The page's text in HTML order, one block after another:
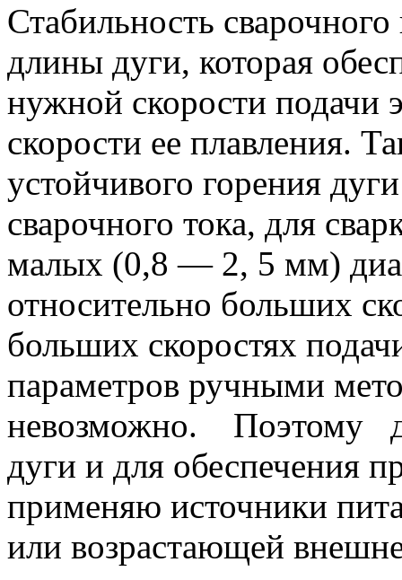
Стабильность
длины дуги, которая
нужной скорости подачи
скорости ее плавления.
устойчивого горения
сварочного тока, для
малых (0,8 — 2, 5 мм)
относительно больших
больших скоростях
параметров ручными
невозможно. Поэтому
дуги и для обеспечения
применяю источники
или возрастающей